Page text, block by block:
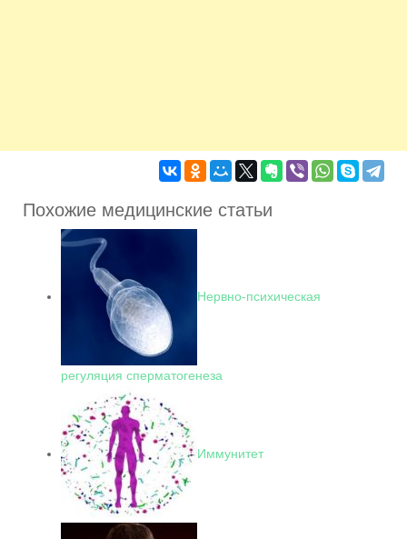
Похожие медицинские статьи
Нервно-психическая
регуляция сперматогенеза
Иммунитет